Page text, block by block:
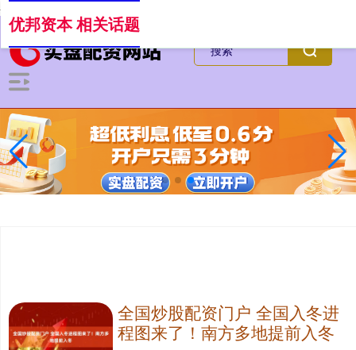
-->
优邦资本 相关话题
全国炒股配资门户 全国入冬进
程图来了！南方多地提前入冬